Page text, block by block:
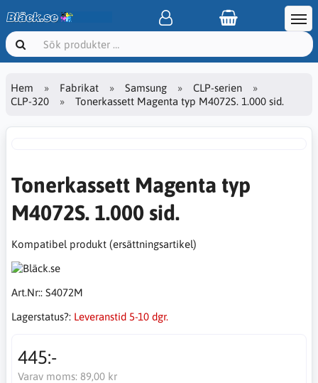
Hem Fabrikat Samsung
CLP-serien
CLP-320
Tonerkassett Magenta typ M4072S. 1.000 sid.
Tonerkassett Magenta typ
M4072S. 1.000 sid.
Kompatibel produkt (ersättningsartikel)
Art.Nr:: S4072M
Lagerstatus?: Leveranstid 5-10 dgr.
445:-
Varav moms: 89,00 kr